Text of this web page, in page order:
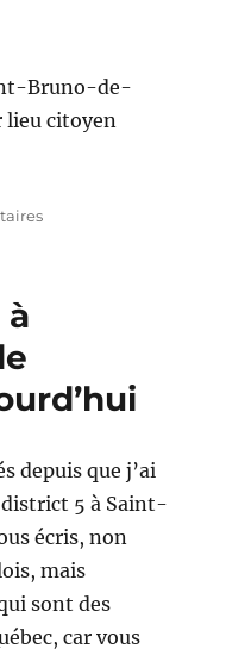
Bruno-de-
citoyen
sur
signé
la
depuis que j’ai
5 à Saint-
écris, non
mais
sont des
car vous